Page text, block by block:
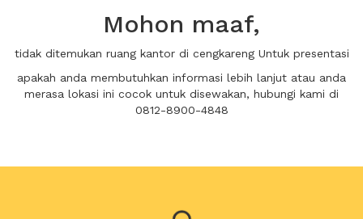
Mohon maaf,
tidak ditemukan ruang kantor di cengkareng Untuk presentasi
apakah anda membutuhkan informasi lebih lanjut atau anda
merasa lokasi ini cocok untuk disewakan, hubungi kami di
0812-8900-4848